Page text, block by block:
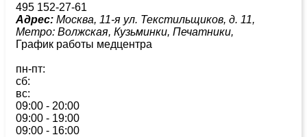
495 152-27-61
Адрес: Москва, 11-я ул. Текстильщиков, д. 11,
Метро: Волжская, Кузьминки, Печатники,
График работы медцентра
пн-пт:
сб:
вс:
09:00 - 20:00
09:00 - 19:00
09:00 - 16:00